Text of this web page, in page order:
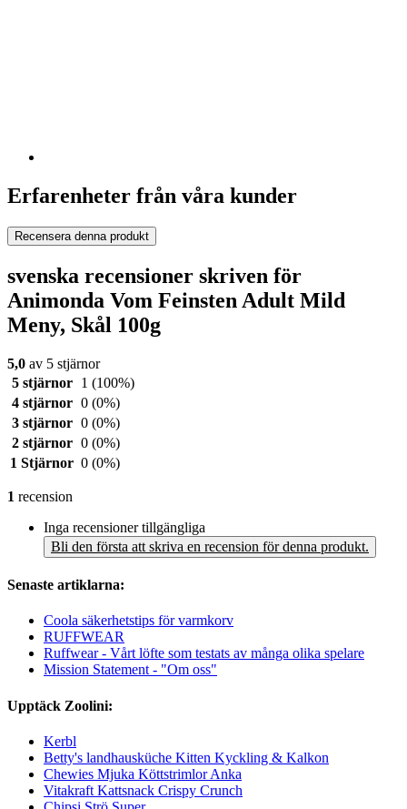
Erfarenheter från våra kunder
Recensera denna produkt
svenska recensioner skriven för
Animonda Vom Feinsten Adult Mild
Meny, Skål 100g
5,0 av 5 stjärnor
5 stjärnor
1 (100%)
4 stjärnor 0 (0%)
3 stjärnor 0 (0%)
2 stjärnor 0 (0%)
1 Stjärnor 0 (0%)
1 recension
Inga recensioner tillgängliga
Bli den första att skriva en recension för denna produkt.
Senaste artiklarna:
Coola säkerhetstips för varmkorv
RUFFWEAR
Ruffwear - Vårt löfte som testats av många olika spelare
Mission Statement - "Om oss"
Upptäck Zoolini:
Kerbl
Betty's landhausküche Kitten Kyckling & Kalkon
Chewies Mjuka Köttstrimlor Anka
Vitakraft Kattsnack Crispy Crunch